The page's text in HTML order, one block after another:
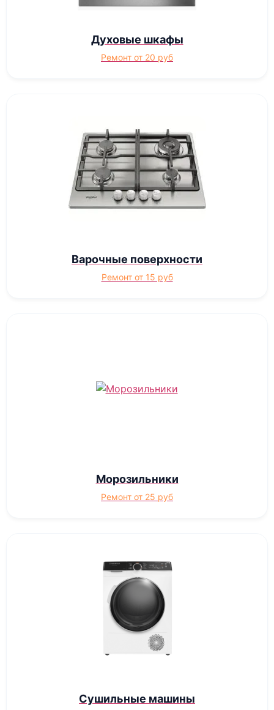
Духовые шкафы
Ремонт от 20 руб
Варочные поверхности
Ремонт от 15 руб
Морозильники
Ремонт от 25 руб
Сушильные машины